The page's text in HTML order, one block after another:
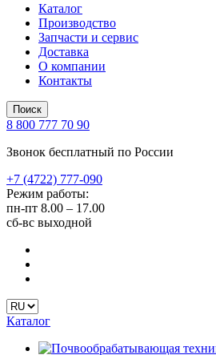
Каталог
Производство
Запчасти и сервис
Доставка
О компании
Контакты
Поиск
8 800 777 70 90
Звонок бесплатный по России
+7 (4722) 777-090
Режим работы:
пн-пт 8.00 – 17.00
сб-вс выходной
Каталог